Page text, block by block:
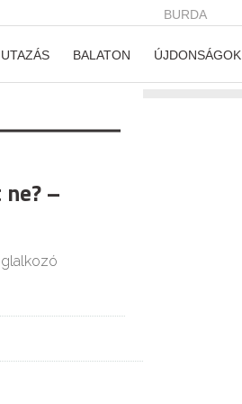
BURDA
UTAZÁS BALATON ÚJDONSÁGOK
–